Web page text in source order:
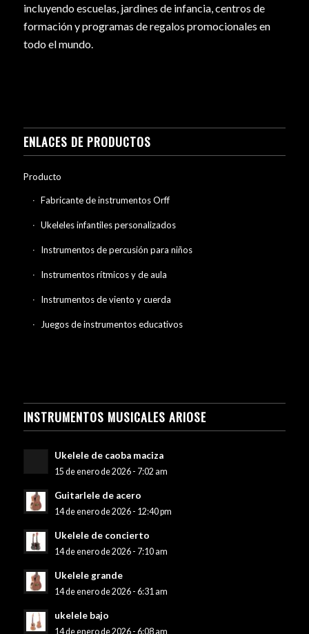
incluyendo escuelas, jardines de infancia, centros de
formación y programas de regalos promocionales en
todo el mundo.
ENLACES DE PRODUCTOS
Producto
Fabricante de instrumentos Orff
Ukeleles infantiles personalizados
Instrumentos de percusión para niños
Instrumentos rítmicos y de aula
Instrumentos de viento y cuerda
Juegos de instrumentos educativos
INSTRUMENTOS MUSICALES ARIOSE
Ukelele de caoba maciza
15 de enero de 2026 - 7:02 am
Guitarlele de acero
14 de enero de 2026 - 12:40 pm
Ukelele de concierto
14 de enero de 2026 - 7:10 am
Ukelele grande
14 de enero de 2026 - 6:31 am
ukelele bajo
14 de enero de 2026 - 6:08 am